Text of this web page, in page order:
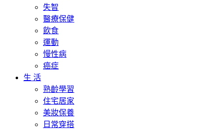
失智
醫療保健
飲食
運動
慢性病
癌症
生 活
熟齡學習
住宅居家
美妝保養
日常穿搭